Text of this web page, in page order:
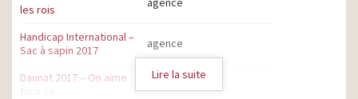
les rois
Handicap International –
Sac à sapin 2017
agence
Daunat 2017 – On aime
tous ça
Lire la suite